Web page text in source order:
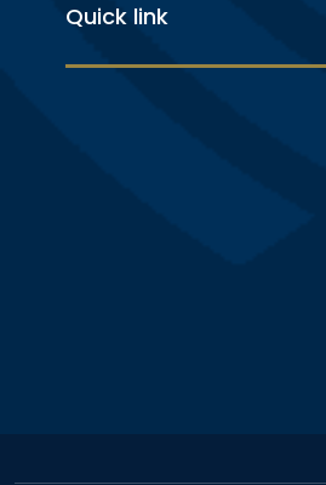
Quick link